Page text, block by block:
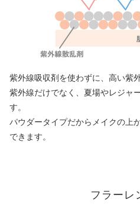
紫外線吸収剤を使わずに、高い紫
紫外線だけでなく、夏場やレジャ
す。
パウダータイプだからメイクの上
できます。
フラーレ